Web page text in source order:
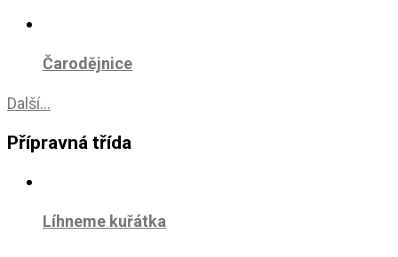
Čarodějnice
Další...
Přípravná třída
Líhneme kuřátka